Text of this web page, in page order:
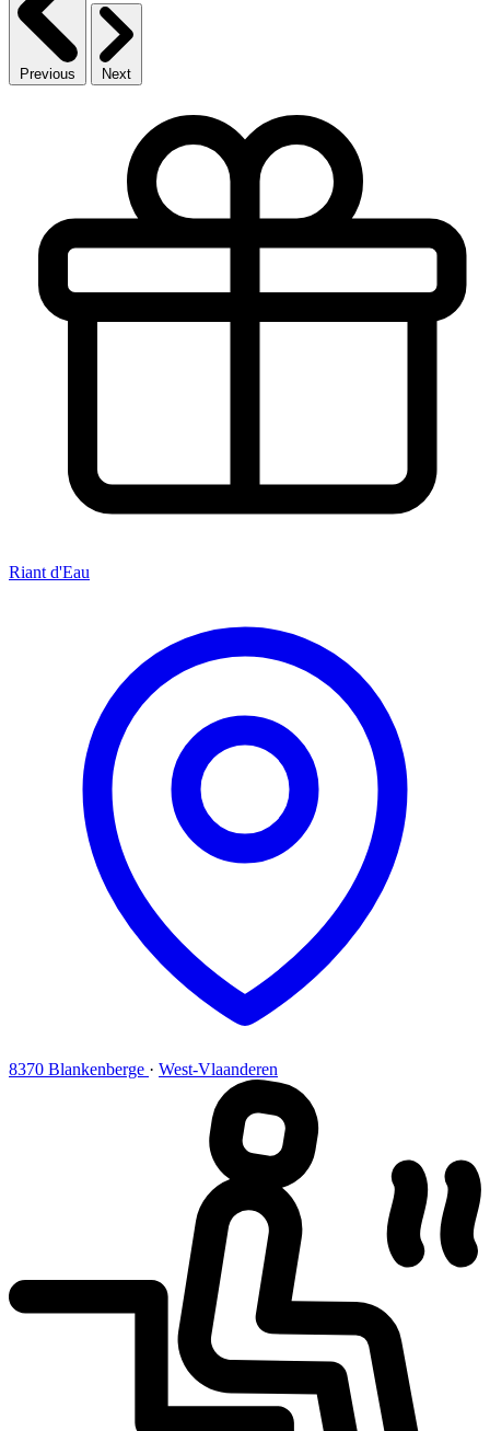
Previous Next
Riant d'Eau
8370 Blankenberge · West-Vlaanderen